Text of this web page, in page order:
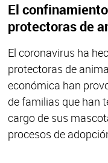
El
protectoras de
El coronavirus ha
protectoras de
económica han
de familias que han
cargo de sus
procesos de